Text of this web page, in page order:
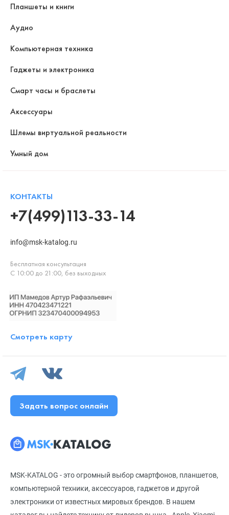
MSK-KATALOG - это огромный выбор смартфонов, планшетов,
компьютерной техники, аксессуаров, гаджетов и другой
электроники от известных мировых брендов. В нашем
Планшеты и книги
Аудио
Компьютерная техника
Гаджеты и электроника
Смарт часы и браслеты
Аксессуары
Шлемы виртуальной реальности
Умный дом
КОНТАКТЫ
+7(499)113-33-14
info@msk-katalog.ru
Бесплатная консультация
С 10:00 до 21:00, без выходных
Смотреть карту
Задать вопрос онлайн